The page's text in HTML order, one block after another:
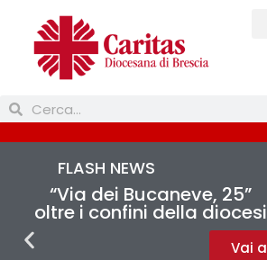
FLASH NEWS
“Via dei Bucaneve, 25”
oltre i confini della diocesi
Vai